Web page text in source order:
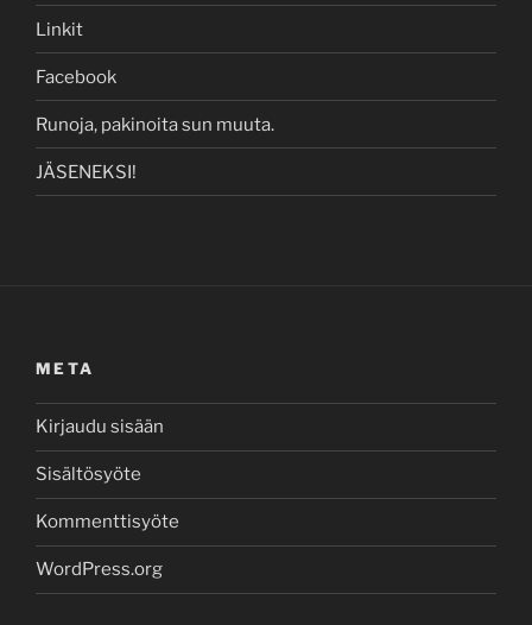
Linkit
Facebook
Runoja, pakinoita sun muuta.
JÄSENEKSI!
META
Kirjaudu sisään
Sisältösyöte
Kommenttisyöte
WordPress.org